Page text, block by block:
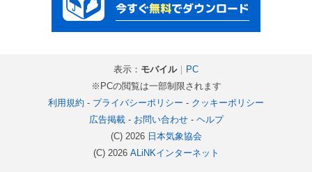
表示： モバイル｜ PC
※PCの閲覧は一部制限されます
利用規約 - プライバシーポリシー - クッキーポリシー
広告掲載- お問い合わせ- ヘルプ
(C) 2026 日本気象協会
(C) 2026 ALiNKインターネット